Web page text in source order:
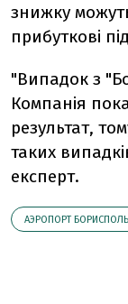
знижку
прибуткові
"Випадок з
Компанія
результат,
таких
експерт.
АЭРОПОРТ БОРИСПОЛЬ